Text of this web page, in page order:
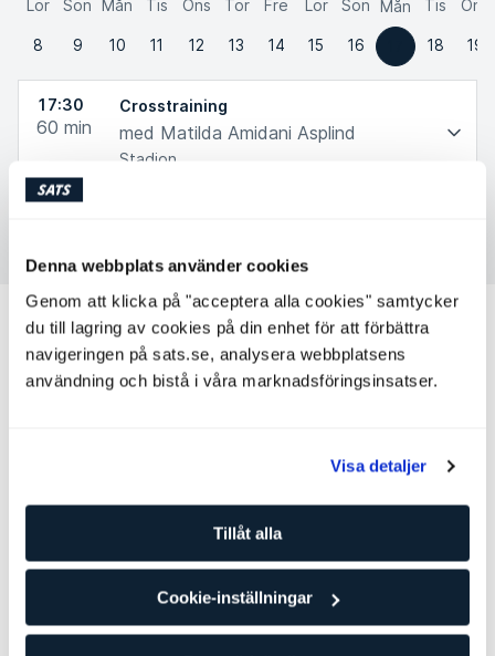
Denna webbplats använder cookies
Genom att klicka på "acceptera alla cookies" samtycker
du till lagring av cookies på din enhet för att förbättra
navigeringen på sats.se, analysera webbplatsens
användning och bistå i våra marknadsföringsinsatser.
Visa detaljer
Tillåt alla
Cookie-inställningar
Lör
8
Sön
9
Mån
10
Tis
11
Ons
12
Tor
13
Fre
14
Lör
15
Sön
16
Mån Tis
18
Ons
19
17:30
60 min
Crosstraining
med Matilda Amidani Asplind
Stadion
Andra personliga tränare som kan
passa för dig
Kost
Caroline Brantestig